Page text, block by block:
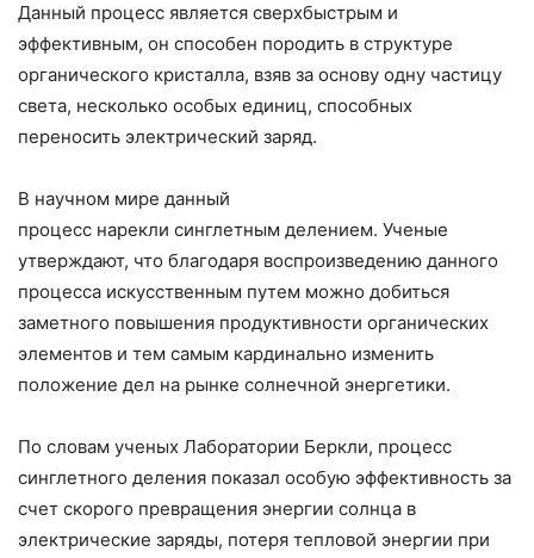
Данный процесс является сверхбыстрым и
эффективным, он способен породить в структуре
органического кристалла, взяв за основу одну частицу
света, несколько особых единиц, способных
переносить электрический заряд.
В научном мире данный
процесс нарекли синглетным делением. Ученые
утверждают, что благодаря воспроизведению данного
процесса искусственным путем можно добиться
заметного повышения продуктивности органических
элементов и тем самым кардинально изменить
положение дел на рынке солнечной энергетики.
По словам ученых Лаборатории Беркли, процесс
синглетного деления показал особую эффективность за
счет скорого превращения энергии солнца в
электрические заряды, потеря тепловой энергии при